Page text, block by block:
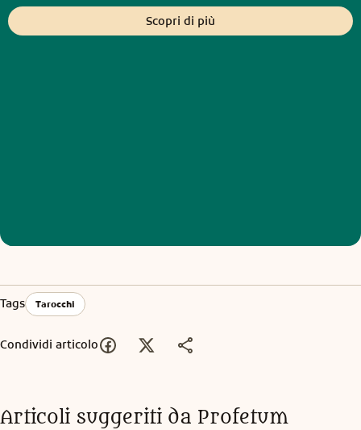
Scopri di più
Tags Tarocchi
Condividi articolo
Articoli suggeriti da Profetum